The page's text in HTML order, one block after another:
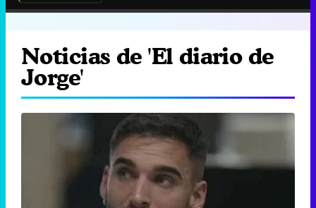
Noticias de 'El diario de
Jorge'